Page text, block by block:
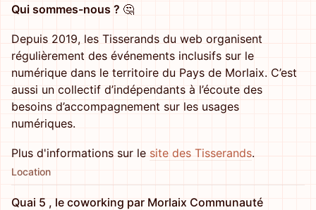
Qui sommes-nous ? 🤔
Depuis 2019, les Tisserands du web organisent
régulièrement des événements inclusifs sur le
numérique dans le territoire du Pays de Morlaix. C’est
aussi un collectif d’indépendants à l’écoute des
besoins d’accompagnement sur les usages
numériques.
Plus d'informations sur le site des Tisserands.
Location
Quai 5 , le coworking par Morlaix Communauté